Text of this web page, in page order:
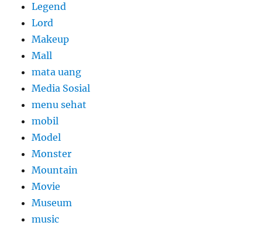
Legend
Lord
Makeup
Mall
mata uang
Media Sosial
menu sehat
mobil
Model
Monster
Mountain
Movie
Museum
music